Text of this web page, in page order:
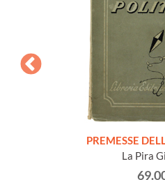
PREMESSE
La Pira